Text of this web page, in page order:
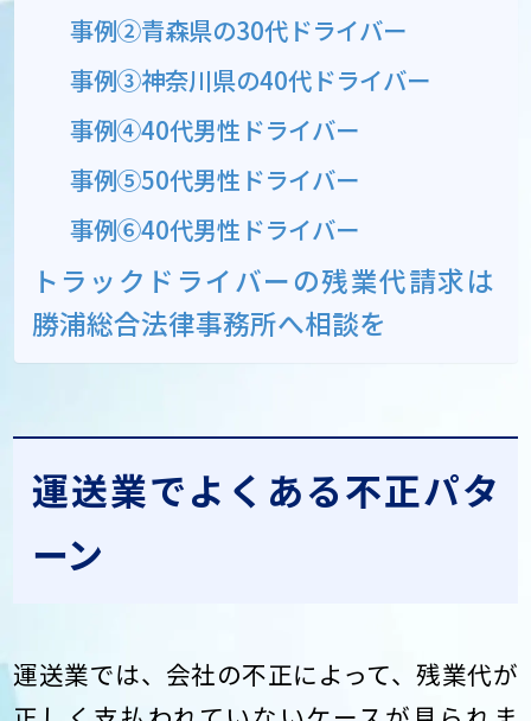
事例②青森県の30代ドライバー
事例③神奈川県の40代ドライバー
事例④40代男性ドライバー
事例⑤50代男性ドライバー
事例⑥40代男性ドライバー
トラックドライバーの残業代請求は
勝浦総合法律事務所へ相談を
運送業でよくある不正パタ
ーン
運送業では、会社の不正によって、残業代が